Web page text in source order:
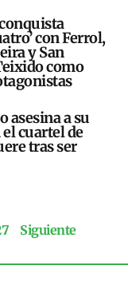
con Ferrol,
y San
como
asesina a su
cuartel de
tras ser
Siguiente